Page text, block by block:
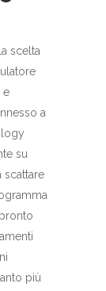
scelta
e
a
su
scattare
più